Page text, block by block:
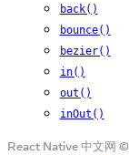
back()
bounce()
bezier()
in()
out()
inOut()
React Native 中文网